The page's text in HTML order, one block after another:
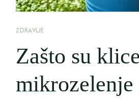
ZDRAVLJE
Zašto su